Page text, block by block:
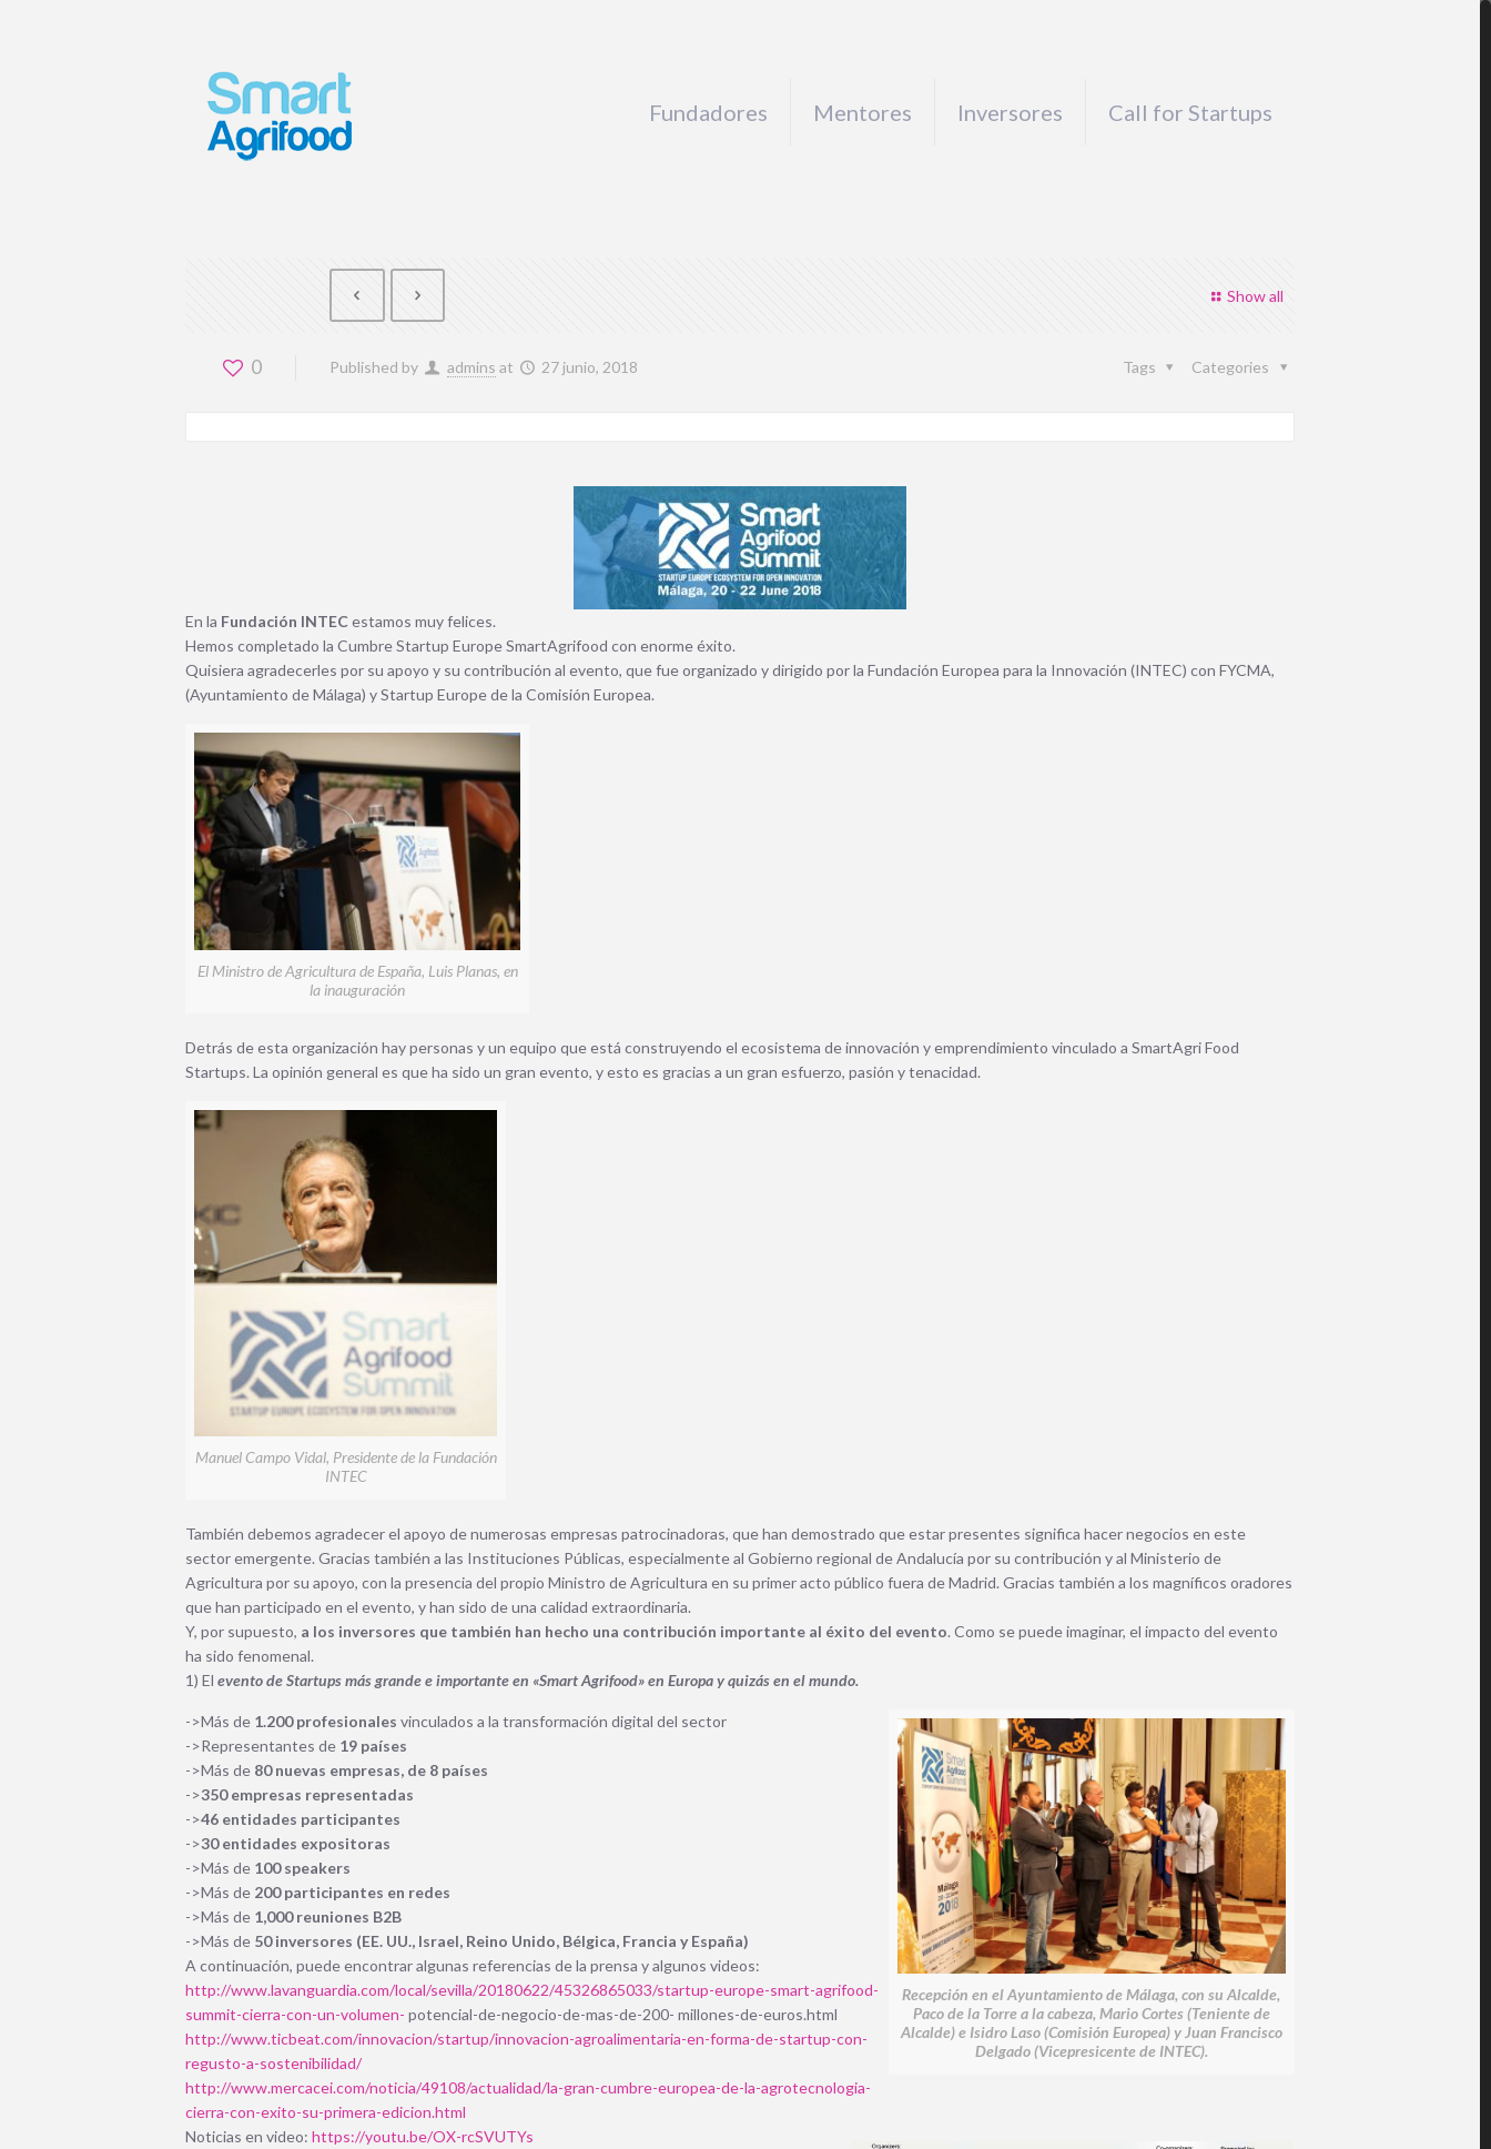
Fundadores Mentores Inversores Call for Startups
Show all
0 Published by admins at 27 junio, 2018 Categories
Tags
En la Fundación INTEC estamos muy felices.
Hemos completado la Cumbre Startup Europe SmartAgrifood con enorme éxito.
Quisiera agradecerles por su apoyo y su contribución al evento, que fue organizado y dirigido por la Fundación Europea para la Innovación (INTEC) con FYCMA,
(Ayuntamiento de Málaga) y Startup Europe de la Comisión Europea.
El Ministro de Agricultura de España, Luis Planas, en
la inauguración
Detrás de esta organización hay personas y un equipo que está construyendo el ecosistema de innovación y emprendimiento vinculado a SmartAgri Food
Startups.La opinión general es que ha sido un gran evento, y esto es gracias a un gran esfuerzo, pasión y tenacidad.
Manuel Campo Vidal, Presidente de la Fundación
INTEC
También debemos agradecer el apoyo de numerosas empresas patrocinadoras, que han demostrado que estar presentes significa hacer negocios en este
sector emergente.Gracias también a las Instituciones Públicas, especialmente al Gobierno regional de Andalucía por su contribución y al Ministerio de
Agricultura por su apoyo, con la presencia del propio Ministro de Agricultura en su primer acto público fuera de Madrid.Gracias también a los magníficos oradores
que han participado en el evento, y han sido de una calidad extraordinaria.
Y, por supuesto, a los inversores que también han hecho una contribución importante al éxito del evento.Como se puede imaginar, el impacto del evento
ha sido fenomenal.
1) Elevento de Startups más grande e importante en «Smart Agrifood» en Europa y quizás en el mundo.
Recepción en el Ayuntamiento de Málaga, con su Alcalde,
Paco de la Torre a la cabeza, Mario Cortes (Teniente de
Alcalde) e Isidro Laso (Comisión Europea) y Juan Francisco
Delgado (Vicepresicente de INTEC).
->Más de 1.200 profesionales vinculados a la transformación digital del sector
->Representantes de 19 países
->Más de 80 nuevas empresas, de 8 países
->350 empresas representadas
->46 entidades participantes
->30 entidades expositoras
->Más de 100 speakers
->Más de 200 participantes en redes
->Más de 1,000 reuniones B2B
->Más de 50 inversores (EE. UU., Israel, Reino Unido, Bélgica, Francia y España)
A continuación, puede encontrar algunas referencias de la prensa y algunos videos:
http://www.lavanguardia.com/local/sevilla/20180622/45326865033/startup-europe-smart-agrifood-
summit-cierra-con-un-volumen-potencial-de-negocio-de-mas-de-200- millones-de-euros.html
http://www.ticbeat.com/innovacion/startup/innovacion-agroalimentaria-en-forma-de-startup-con-
regusto-a-sostenibilidad/
http://www.mercacei.com/noticia/49108/actualidad/la-gran-cumbre-europea-de-la-agrotecnologia-
cierra-con-exito-su-primera-edicion.html
Noticias en video:https://youtu.be/OX-rcSVUTYs